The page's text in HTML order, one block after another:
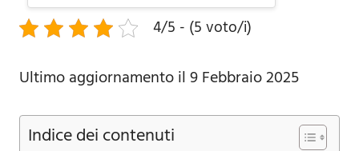
4/5 - (5 voto/i)
Ultimo aggiornamento il 9 Febbraio 2025
Indice dei contenuti